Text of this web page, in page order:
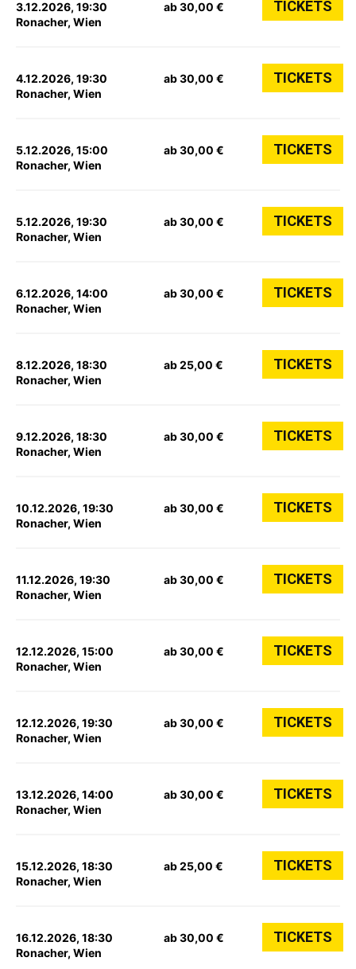
3.12.2026, 19:30
Ronacher, Wien
ab 30,00 € TICKETS
4.12.2026, 19:30
Ronacher, Wien
ab 30,00 € TICKETS
5.12.2026, 15:00
Ronacher, Wien
ab 30,00 € TICKETS
5.12.2026, 19:30
Ronacher, Wien
ab 30,00 € TICKETS
6.12.2026, 14:00
Ronacher, Wien
ab 30,00 € TICKETS
8.12.2026, 18:30
Ronacher, Wien
ab 25,00 € TICKETS
9.12.2026, 18:30
Ronacher, Wien
ab 30,00 € TICKETS
10.12.2026, 19:30
Ronacher, Wien
ab 30,00 € TICKETS
11.12.2026, 19:30
Ronacher, Wien
ab 30,00 € TICKETS
12.12.2026, 15:00
Ronacher, Wien
ab 30,00 € TICKETS
12.12.2026, 19:30
Ronacher, Wien
ab 30,00 € TICKETS
13.12.2026, 14:00
Ronacher, Wien
ab 30,00 € TICKETS
15.12.2026, 18:30
Ronacher, Wien
ab 25,00 € TICKETS
16.12.2026, 18:30
Ronacher, Wien
ab 30,00 € TICKETS